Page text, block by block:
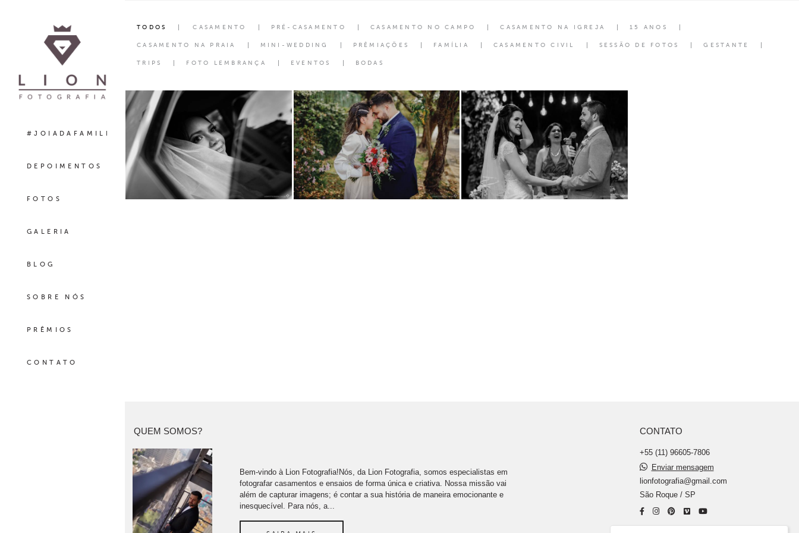
#JOIADAFAMILIA
DEPOIMENTOS
FOTOS
GALERIA
BLOG
SOBRE NÓS
PRÊMIOS
CONTATO
TODOS CASAMENTO PRÉ-CASAMENTO CASAMENTO NO CAMPO CASAMENTO NA IGREJA 15 ANOS
CASAMENTO NA PRAIA MINI-WEDDING PRÊMIAÇÕES FAMÍLIA CASAMENTO CIVIL SESSÃO DE FOTOS GESTANTE
TRIPS FOTO LEMBRANÇA EVENTOS BODAS
QUEM SOMOS?
Bem-vindo à Lion Fotografia!Nós, da Lion Fotografia, somos especialistas em
fotografar casamentos e ensaios de forma única e criativa. Nossa missão vai
além de capturar imagens; é contar a sua história de maneira emocionante e
inesquecível. Para nós, a...
CONTATO
+55 (11) 96605-7806
Enviar mensagem
lionfotografia@gmail.com
São Roque / SP